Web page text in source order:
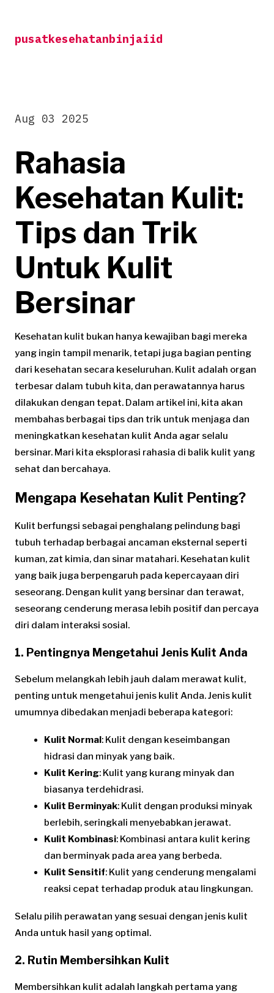
contentpusatkesehatanbinjaiid
Rahasia
Kesehatan Kulit:
Tips dan Trik
Untuk Kulit
Bersinar
Aug 03 2025
Kesehatan kulit bukan hanya kewajiban bagi mereka
yang ingin tampil menarik, tetapi juga bagian penting
dari kesehatan secara keseluruhan. Kulit adalah organ
terbesar dalam tubuh kita, dan perawatannya harus
dilakukan dengan tepat. Dalam artikel ini, kita akan
membahas berbagai tips dan trik untuk menjaga dan
meningkatkan kesehatan kulit Anda agar selalu
bersinar. Mari kita eksplorasi rahasia di balik kulit yang
sehat dan bercahaya.
Mengapa Kesehatan Kulit Penting?
Kulit berfungsi sebagai penghalang pelindung bagi
tubuh terhadap berbagai ancaman eksternal seperti
kuman, zat kimia, dan sinar matahari. Kesehatan kulit
yang baik juga berpengaruh pada kepercayaan diri
seseorang. Dengan kulit yang bersinar dan terawat,
seseorang cenderung merasa lebih positif dan percaya
diri dalam interaksi sosial.
1. Pentingnya Mengetahui Jenis Kulit Anda
Sebelum melangkah lebih jauh dalam merawat kulit,
penting untuk mengetahui jenis kulit Anda. Jenis kulit
umumnya dibedakan menjadi beberapa kategori:
Kulit Normal: Kulit dengan keseimbangan
hidrasi dan minyak yang baik.
Kulit Kering: Kulit yang kurang minyak dan
biasanya terdehidrasi.
Kulit Berminyak: Kulit dengan produksi minyak
berlebih, seringkali menyebabkan jerawat.
Kulit Kombinasi: Kombinasi antara kulit kering
dan berminyak pada area yang berbeda.
Kulit Sensitif: Kulit yang cenderung mengalami
reaksi cepat terhadap produk atau lingkungan.
Selalu pilih perawatan yang sesuai dengan jenis kulit
Anda untuk hasil yang optimal.
2. Rutin Membersihkan Kulit
Membersihkan kulit adalah langkah pertama yang